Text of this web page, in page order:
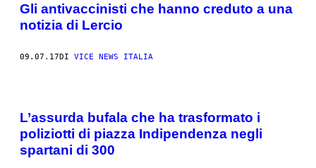
Gli antivaccinisti che hanno creduto a una
notizia di Lercio
09.07.17DI VICE NEWS ITALIA
L’assurda bufala che ha trasformato i
poliziotti di piazza Indipendenza negli
spartani di 300